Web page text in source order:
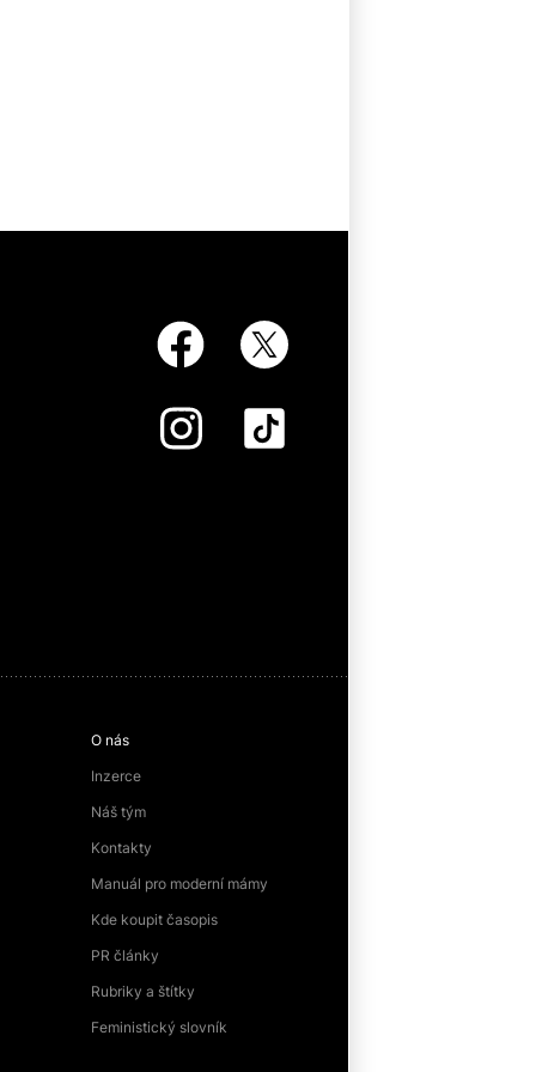
O nás
Inzerce
Náš tým
Kontakty
Manuál pro moderní mámy
Kde koupit časopis
PR články
Rubriky a štítky
Feministický slovník